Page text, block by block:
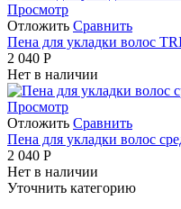
Просмотр
Отложить Сравнить
Пена для укладки волос
2 040 Р
Нет в наличии
Просмотр
Отложить Сравнить
Пена для укладки волос
2 040 Р
Нет в наличии
Уточнить категорию